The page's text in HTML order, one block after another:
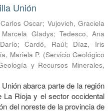
Unión
Oscar; Vujovich, Graciela
Gladys; Tedesco, Ana
;Cardó, Raúl; Díaz, Iris
Mariela P. (Servicio Geológico
y Recursos Minerales,
abarca parte de la región
La Rioja y el sector occidental
del noreste de la provincia de